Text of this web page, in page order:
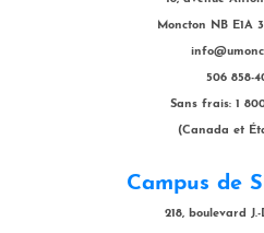
Moncton NB E1A
506 858-
Sans frais: 1
(Canada et
Campus de
218, boulevard